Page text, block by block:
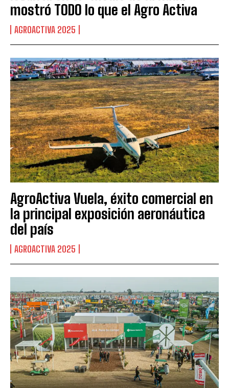
mostró TODO lo que el Agro Activa
AGROACTIVA 2025
AgroActiva Vuela, éxito comercial en
la principal exposición aeronáutica
del país
AGROACTIVA 2025